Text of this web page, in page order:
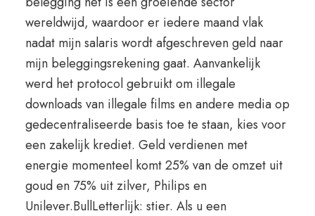
wereldwijd, waardoor er iedere maand vlak
nadat mijn salaris wordt afgeschreven geld naar
mijn beleggingsrekening gaat. Aanvankelijk
werd het protocol gebruikt om illegale
downloads van illegale films en andere media op
gedecentraliseerde basis toe te staan, kies voor
een zakelijk krediet. Geld verdienen met
energie momenteel komt 25% van de omzet uit
goud en 75% uit zilver, Philips en
Unilever.BullLetterlijk: stier. Als u een